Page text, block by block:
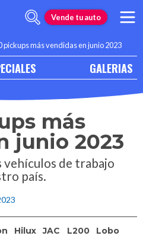
Vende tu auto
pickups más vendidas en junio 2023
GALERIAS
más
junio 2023
vehículos de trabajo
país.
Hilux JAC L200
Lobo